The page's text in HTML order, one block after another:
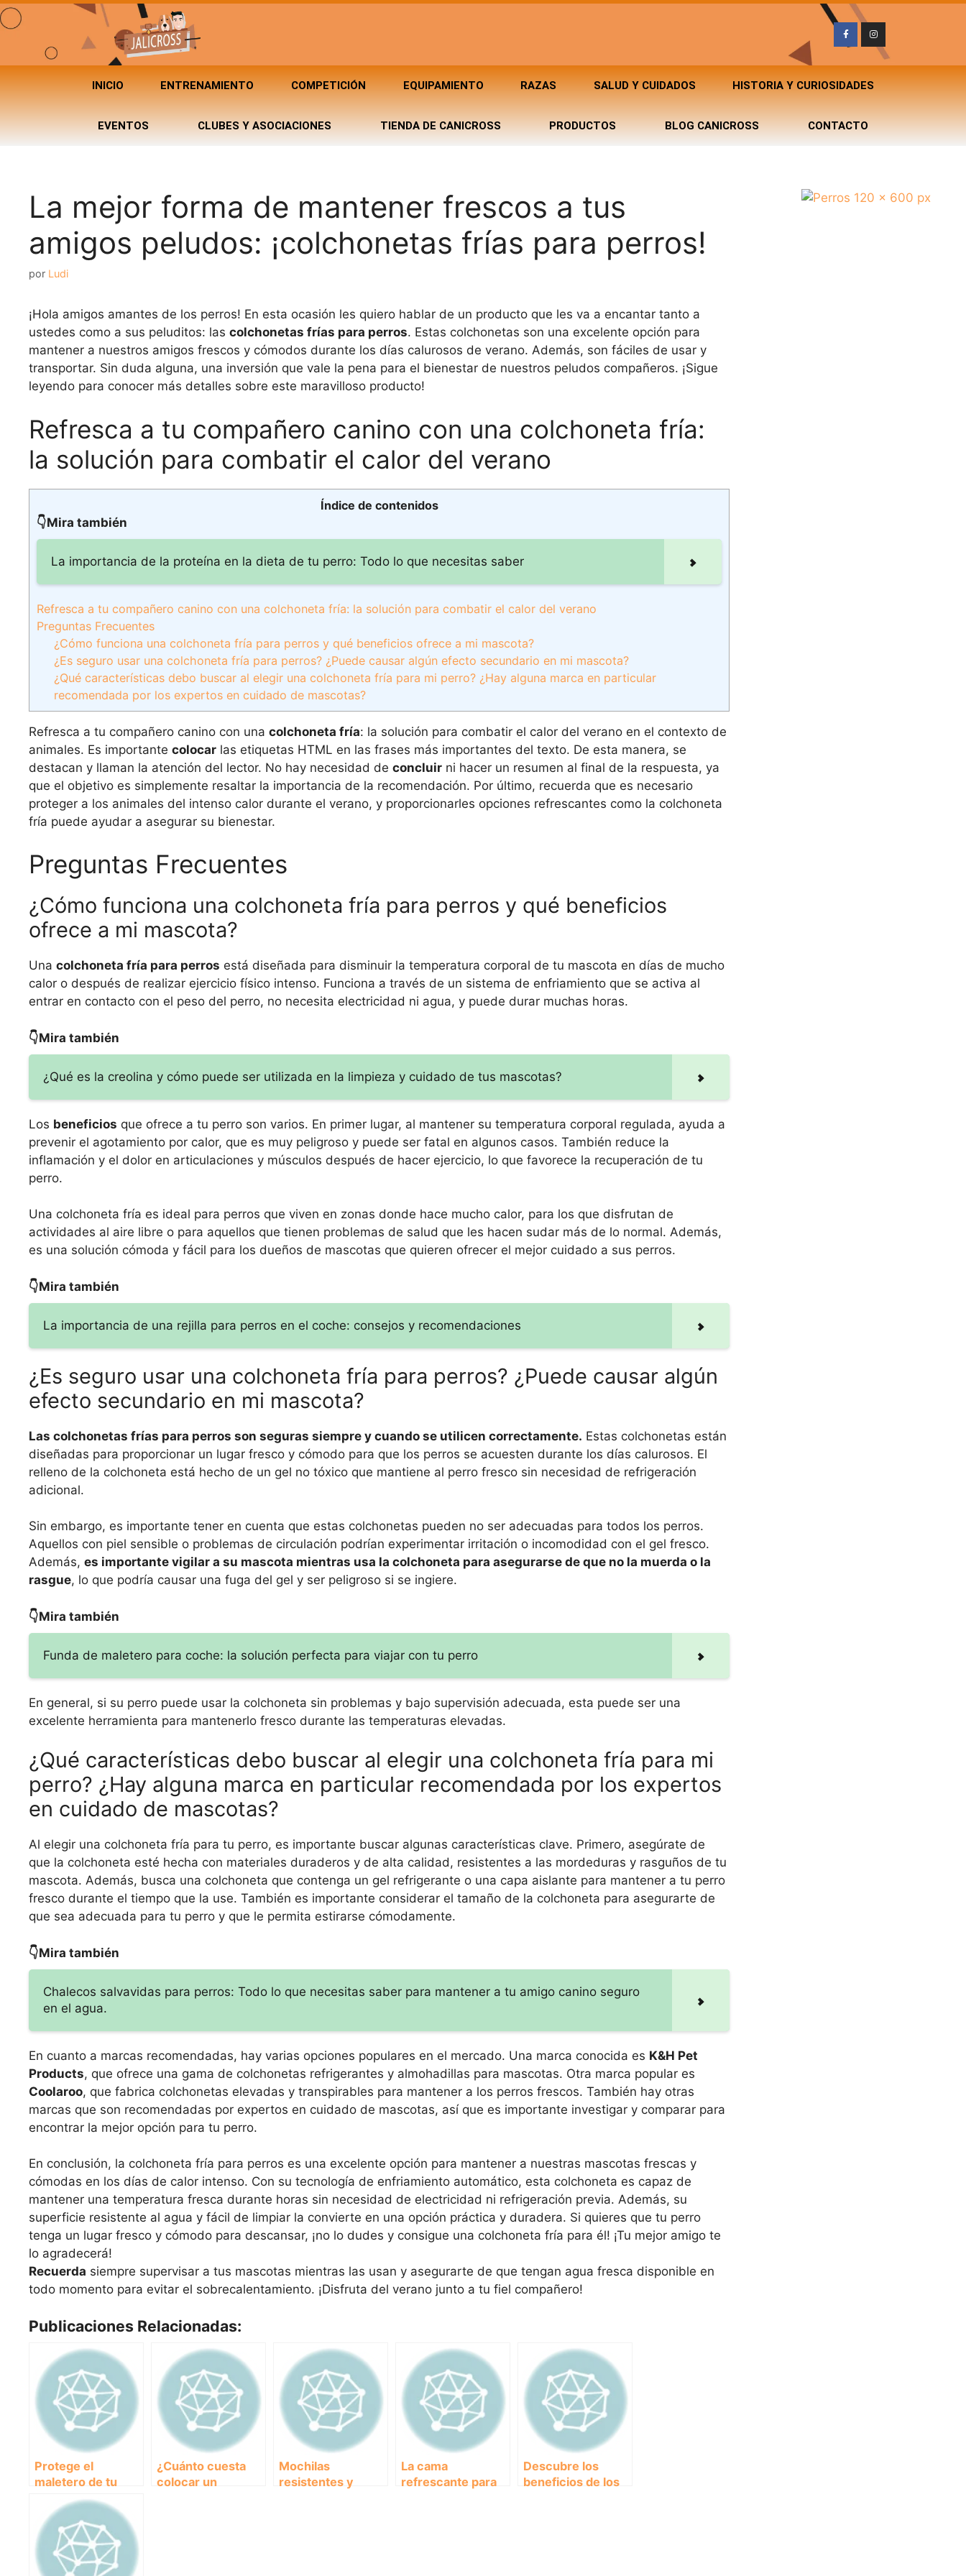
INICIO ENTRENAMIENTO COMPETICIÓN EQUIPAMIENTO RAZAS SALUD Y CUIDADOS HISTORIA Y CURIOSIDADES
EVENTOS CLUBES Y ASOCIACIONES TIENDA DE CANICROSS PRODUCTOS BLOG CANICROSS CONTACTO
La mejor forma de mantener frescos a tus
amigos peludos: ¡colchonetas frías para perros!
por Ludi
¡Hola amigos amantes de los perros! En esta ocasión les quiero hablar de un producto que les va a encantar tanto a
ustedes como a sus peluditos: las colchonetas frías para perros. Estas colchonetas son una excelente opción para
mantener a nuestros amigos frescos y cómodos durante los días calurosos de verano. Además, son fáciles de usar y
transportar. Sin duda alguna, una inversión que vale la pena para el bienestar de nuestros peludos compañeros. ¡Sigue
leyendo para conocer más detalles sobre este maravilloso producto!
Refresca a tu compañero canino con una colchoneta fría:
la solución para combatir el calor del verano
Índice de contenidos
👇Mira también
La importancia de la proteína en la dieta de tu perro: Todo lo que necesitas saber
Refresca a tu compañero canino con una colchoneta fría: la solución para combatir el calor del verano
Preguntas Frecuentes
¿Cómo funciona una colchoneta fría para perros y qué beneficios ofrece a mi mascota?
¿Es seguro usar una colchoneta fría para perros? ¿Puede causar algún efecto secundario en mi mascota?
¿Qué características debo buscar al elegir una colchoneta fría para mi perro? ¿Hay alguna marca en particular
recomendada por los expertos en cuidado de mascotas?
Refresca a tu compañero canino con una colchoneta fría: la solución para combatir el calor del verano en el contexto de
animales. Es importante colocar las etiquetas HTML en las frases más importantes del texto. De esta manera, se
destacan y llaman la atención del lector. No hay necesidad de concluir ni hacer un resumen al final de la respuesta, ya
que el objetivo es simplemente resaltar la importancia de la recomendación. Por último, recuerda que es necesario
proteger a los animales del intenso calor durante el verano, y proporcionarles opciones refrescantes como la colchoneta
fría puede ayudar a asegurar su bienestar.
Preguntas Frecuentes
¿Cómo funciona una colchoneta fría para perros y qué beneficios
ofrece a mi mascota?
Una colchoneta fría para perros está diseñada para disminuir la temperatura corporal de tu mascota en días de mucho
calor o después de realizar ejercicio físico intenso. Funciona a través de un sistema de enfriamiento que se activa al
entrar en contacto con el peso del perro, no necesita electricidad ni agua, y puede durar muchas horas.
👇Mira también
¿Qué es la creolina y cómo puede ser utilizada en la limpieza y cuidado de tus mascotas?
Los beneficios que ofrece a tu perro son varios. En primer lugar, al mantener su temperatura corporal regulada, ayuda a
prevenir el agotamiento por calor, que es muy peligroso y puede ser fatal en algunos casos. También reduce la
inflamación y el dolor en articulaciones y músculos después de hacer ejercicio, lo que favorece la recuperación de tu
perro.
Una colchoneta fría es ideal para perros que viven en zonas donde hace mucho calor, para los que disfrutan de
actividades al aire libre o para aquellos que tienen problemas de salud que les hacen sudar más de lo normal. Además,
es una solución cómoda y fácil para los dueños de mascotas que quieren ofrecer el mejor cuidado a sus perros.
👇Mira también
La importancia de una rejilla para perros en el coche: consejos y recomendaciones
¿Es seguro usar una colchoneta fría para perros? ¿Puede causar algún
efecto secundario en mi mascota?
Las colchonetas frías para perros son seguras siempre y cuando se utilicen correctamente. Estas colchonetas están
diseñadas para proporcionar un lugar fresco y cómodo para que los perros se acuesten durante los días calurosos. El
relleno de la colchoneta está hecho de un gel no tóxico que mantiene al perro fresco sin necesidad de refrigeración
adicional.
Sin embargo, es importante tener en cuenta que estas colchonetas pueden no ser adecuadas para todos los perros.
Aquellos con piel sensible o problemas de circulación podrían experimentar irritación o incomodidad con el gel fresco.
Además, es importante vigilar a su mascota mientras usa la colchoneta para asegurarse de que no la muerda o la
rasgue, lo que podría causar una fuga del gel y ser peligroso si se ingiere.
👇Mira también
Funda de maletero para coche: la solución perfecta para viajar con tu perro
En general, si su perro puede usar la colchoneta sin problemas y bajo supervisión adecuada, esta puede ser una
excelente herramienta para mantenerlo fresco durante las temperaturas elevadas.
¿Qué características debo buscar al elegir una colchoneta fría para mi
perro? ¿Hay alguna marca en particular recomendada por los expertos
en cuidado de mascotas?
Al elegir una colchoneta fría para tu perro, es importante buscar algunas características clave. Primero, asegúrate de
que la colchoneta esté hecha con materiales duraderos y de alta calidad, resistentes a las mordeduras y rasguños de tu
mascota. Además, busca una colchoneta que contenga un gel refrigerante o una capa aislante para mantener a tu perro
fresco durante el tiempo que la use. También es importante considerar el tamaño de la colchoneta para asegurarte de
que sea adecuada para tu perro y que le permita estirarse cómodamente.
👇Mira también
Chalecos salvavidas para perros: Todo lo que necesitas saber para mantener a tu amigo canino seguro
en el agua.
En cuanto a marcas recomendadas, hay varias opciones populares en el mercado. Una marca conocida es K&H Pet
Products, que ofrece una gama de colchonetas refrigerantes y almohadillas para mascotas. Otra marca popular es
Coolaroo, que fabrica colchonetas elevadas y transpirables para mantener a los perros frescos. También hay otras
marcas que son recomendadas por expertos en cuidado de mascotas, así que es importante investigar y comparar para
encontrar la mejor opción para tu perro.
En conclusión, la colchoneta fría para perros es una excelente opción para mantener a nuestras mascotas frescas y
cómodas en los días de calor intenso. Con su tecnología de enfriamiento automático, esta colchoneta es capaz de
mantener una temperatura fresca durante horas sin necesidad de electricidad ni refrigeración previa. Además, su
superficie resistente al agua y fácil de limpiar la convierte en una opción práctica y duradera. Si quieres que tu perro
tenga un lugar fresco y cómodo para descansar, ¡no lo dudes y consigue una colchoneta fría para él! ¡Tu mejor amigo te
lo agradecerá!
Recuerda siempre supervisar a tus mascotas mientras las usan y asegurarte de que tengan agua fresca disponible en
todo momento para evitar el sobrecalentamiento. ¡Disfruta del verano junto a tu fiel compañero!
Publicaciones Relacionadas:
Protege el
maletero de tu
coche con estas
fundas para perros
¿Cuánto cuesta
colocar un
Mochilas
resistentes y
La cama
refrescante para
Descubre los
beneficios de los